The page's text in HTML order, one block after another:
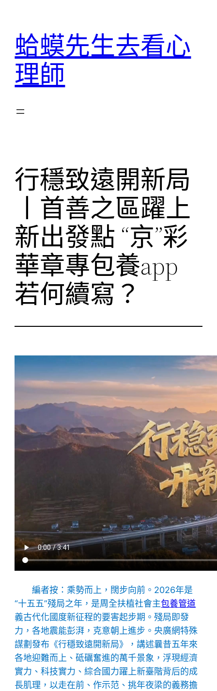
蛤蟆先生去看心
理師
行穩致遠開新局
丨首善之區躍上
新出發點 “京”彩
華章專包養app
若何續寫？
編者按：乘勢而上，闊步向前。2026年是
“十五五”殘局之年，是周全扶植社會主包養管道
義古代化國度新征程的要害起步期。殘局即發
力，各地震能彭湃，克意朝上進步。央廣網特殊
謀劃發布《行穩致遠開新局》，講述曩昔五年來
各地迎難而上、砥礪奮進的萬千景象，浮現經濟
實力、科技實力、綜合國力躍上新臺階背后的成
長肌理，以走在前、作示范、挑年夜梁的義務擔